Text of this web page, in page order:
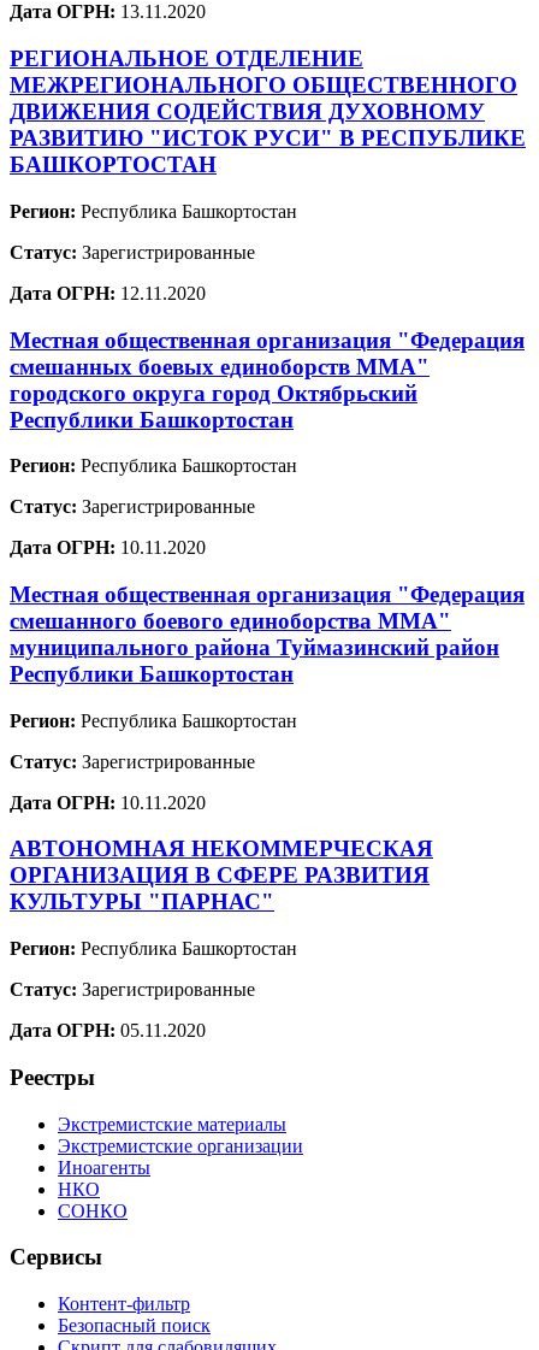
Дата ОГРН: 13.11.2020
РЕГИОНАЛЬНОЕ ОТДЕЛЕНИЕ
МЕЖРЕГИОНАЛЬНОГО ОБЩЕСТВЕННОГО
ДВИЖЕНИЯ СОДЕЙСТВИЯ ДУХОВНОМУ
РАЗВИТИЮ "ИСТОК РУСИ" В РЕСПУБЛИКЕ
БАШКОРТОСТАН
Регион: Республика Башкортостан
Статус: Зарегистрированные
Дата ОГРН: 12.11.2020
Местная общественная организация "Федерация
смешанных боевых единоборств ММА"
городского округа город Октябрьский
Республики Башкортостан
Регион: Республика Башкортостан
Статус: Зарегистрированные
Дата ОГРН: 10.11.2020
Местная общественная организация "Федерация
смешанного боевого единоборства ММА"
муниципального района Туймазинский район
Республики Башкортостан
Регион: Республика Башкортостан
Статус: Зарегистрированные
Дата ОГРН: 10.11.2020
АВТОНОМНАЯ НЕКОММЕРЧЕСКАЯ
ОРГАНИЗАЦИЯ В СФЕРЕ РАЗВИТИЯ
КУЛЬТУРЫ "ПАРНАС"
Регион: Республика Башкортостан
Статус: Зарегистрированные
Дата ОГРН: 05.11.2020
Реестры
Экстремистские материалы
Экстремистские организации
Иноагенты
НКО
СОНКО
Сервисы
Контент-фильтр
Безопасный поиск